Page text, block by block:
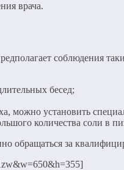
врача.
соблюдения
бесед;
можно установить
количества соли в
обращаться за